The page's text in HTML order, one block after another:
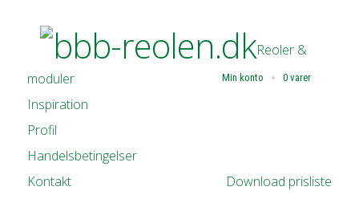
Min konto 0 varer
Reoler &
moduler
Inspiration
Profil
Handelsbetingelser
Download prisliste
Kontakt